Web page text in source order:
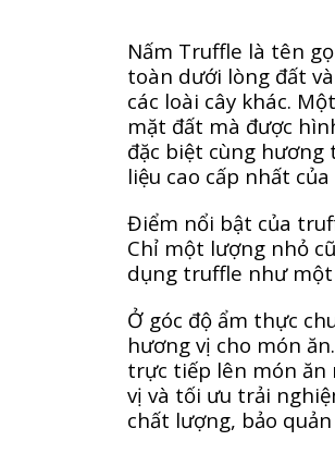
Nấm Truffle là tên
toàn dưới lòng đất
các loài cây khác.
mặt đất mà được
đặc biệt cùng
liệu cao cấp nhất
Điểm nổi bật của
Chỉ một lượng nhỏ
dụng truffle như
Ở góc độ ẩm thực
hương vị cho món
trực tiếp lên món ăn
vị và tối ưu trải
chất lượng, bảo